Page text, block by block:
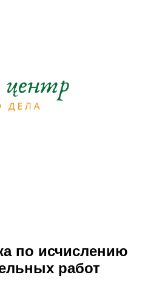
по исчислению
работ